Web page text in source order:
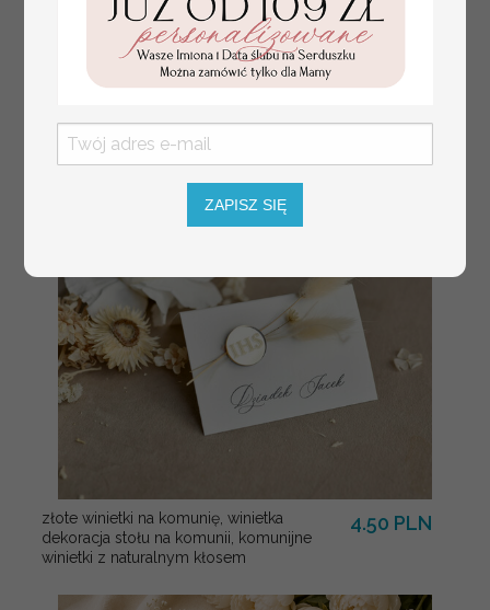
weselu, tablica
informacyjna dla
gości weselnych,
plan stołów na
weselu ze zdjęciem
weselnych
złote winietki na komunię, winietka
dekoracja stołu na komunii, komunijne
winietki z naturalnym kłosem
4.50 PLN
ZAPISZ SIĘ